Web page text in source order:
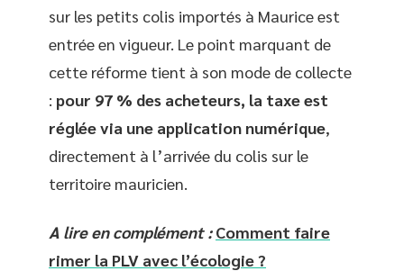
sur les petits colis importés à Maurice est
entrée en vigueur. Le point marquant de
cette réforme tient à son mode de collecte
: pour 97 % des acheteurs, la taxe est
réglée via une application numérique,
directement à l’arrivée du colis sur le
territoire mauricien.
A lire en complément : Comment faire
rimer la PLV avec l’écologie ?